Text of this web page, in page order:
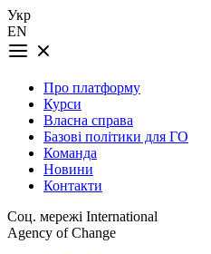
Укр
EN
Про платформу
Курси
Власна справа
Базові політики для ГО
Команда
Новини
Контакти
Соц. мережі International
Agency of Change